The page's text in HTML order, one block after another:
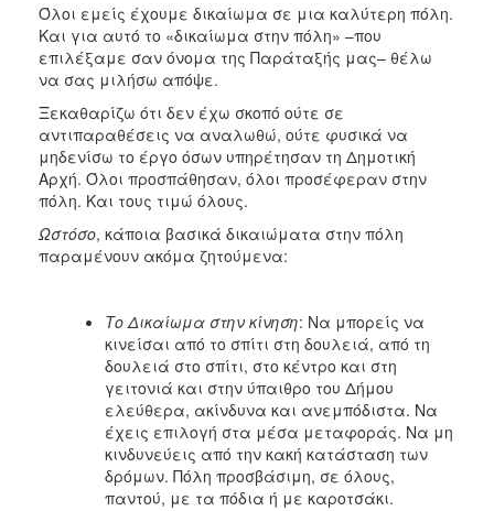
Όλοι εμείς έχουμε δικαίωμα σε μια καλύτερη πόλη.
Και για αυτό το «δικαίωμα στην πόλη» –που
επιλέξαμε σαν όνομα της Παράταξής μας– θέλω
να σας μιλήσω απόψε.
Ξεκαθαρίζω ότι δεν έχω σκοπό ούτε σε
αντιπαραθέσεις να αναλωθώ, ούτε φυσικά να
μηδενίσω το έργο όσων υπηρέτησαν τη Δημοτική
Αρχή. Όλοι προσπάθησαν, όλοι προσέφεραν στην
πόλη. Και τους τιμώ όλους.
Ωστόσο, κάποια βασικά δικαιώματα στην πόλη
παραμένουν ακόμα ζητούμενα:
Το Δικαίωμα στην κίνηση: Να μπορείς να
κινείσαι από το σπίτι στη δουλειά, από τη
δουλειά στο σπίτι, στο κέντρο και στη
γειτονιά και στην ύπαιθρο του Δήμου
ελεύθερα, ακίνδυνα και ανεμπόδιστα. Να
έχεις επιλογή στα μέσα μεταφοράς. Να μη
κινδυνεύεις από την κακή κατάσταση των
δρόμων. Πόλη προσβάσιμη, σε όλους,
παντού, με τα πόδια ή με καροτσάκι.